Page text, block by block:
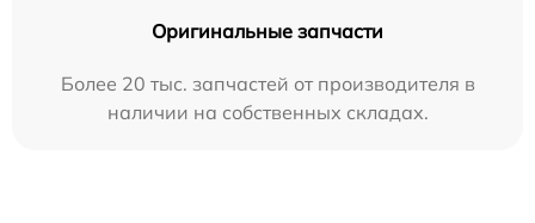
Оригинальные запчасти
Более 20 тыс. запчастей от производителя в
наличии на собственных складах.